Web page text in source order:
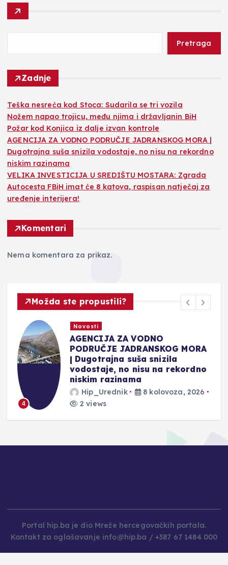
Pretraga
Zadnje
Teška nesreća kod Stoca: Sudarila se tri vozila
Nožem napao trojicu, među njima i državljanin BiH
Požar kod Konjica iz dalje izvan kontrole
AGENCIJA ZA VODNO PODRUČJE JADRANSKOG MORA |
Dugotrajna suša snizila vodostaje, no nisu na rekordno
niskim razinama
VELIKA INVESTICIJA U SREDIŠTU MOSTARA: Zgrada
Autocesta FBiH imat će 8 katova, raspisan natječaj za
uređenje interijera!
Komentari
Nema komentara za prikaz.
Možda ste propustili?
4
Novosti
AGENCIJA ZA VODNO
PODRUČJE JADRANSKOG MORA
| Dugotrajna suša snizila
vodostaje, no nisu na rekordno
niskim razinama
Hip_Urednik
8 kolovoza, 2026
2 views
Portal hip.ba je dio Mreže hercegovačkih portala.
Kontakt za oglašavanje info@hip.ba / +387 67 1484 000